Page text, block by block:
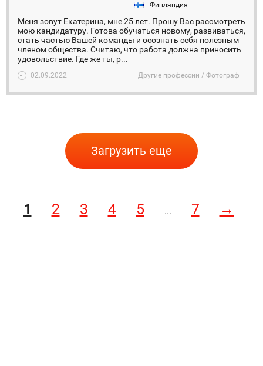
Финляндия
Меня зовут Екатерина, мне 25 лет. Прошу Вас рассмотреть
мою кандидатуру. Готова обучаться новому, развиваться,
стать частью Вашей команды и осознать себя полезным
членом общества. Считаю, что работа должна приносить
удовольствие. Где же ты, р...
02.09.2022 Другие профессии / Фотограф
Загрузить еще
1 2 3 4 5 ... 7 →